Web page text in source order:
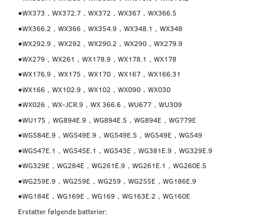
●WX373，WX372.7，WX372，WX367，WX366.5
●WX366.2，WX366，WX354.9，WX348.1，WX348
●WX292.9，WX292，WX290.2，WX290，WX279.9
●WX279，WX261，WX178.9，WX178.1，WX178
●WX176.9，WX175，WX170，WX167，WX166.31
●WX166，WX102.9，WX102，WX090，WX030
●WX026，WX-JCR.9，WX 366.6，WU677，WU309
●WU175，WG894E.9，WG894E.5，WG894E，WG779E
●WG584E.9，WG549E.9，WG549E.5，WG549E，WG549
●WG547E.1，WG545E.1，WG543E，WG381E.9，WG329E.9
●WG329E，WG284E，WG261E.9，WG261E.1，WG260E.5
●WG259E.9，WG259E，WG259，WG255E，WG186E.9
●WG184E，WG169E，WG169，WG163E.2，WG160E
Erstatter følgende batterier: